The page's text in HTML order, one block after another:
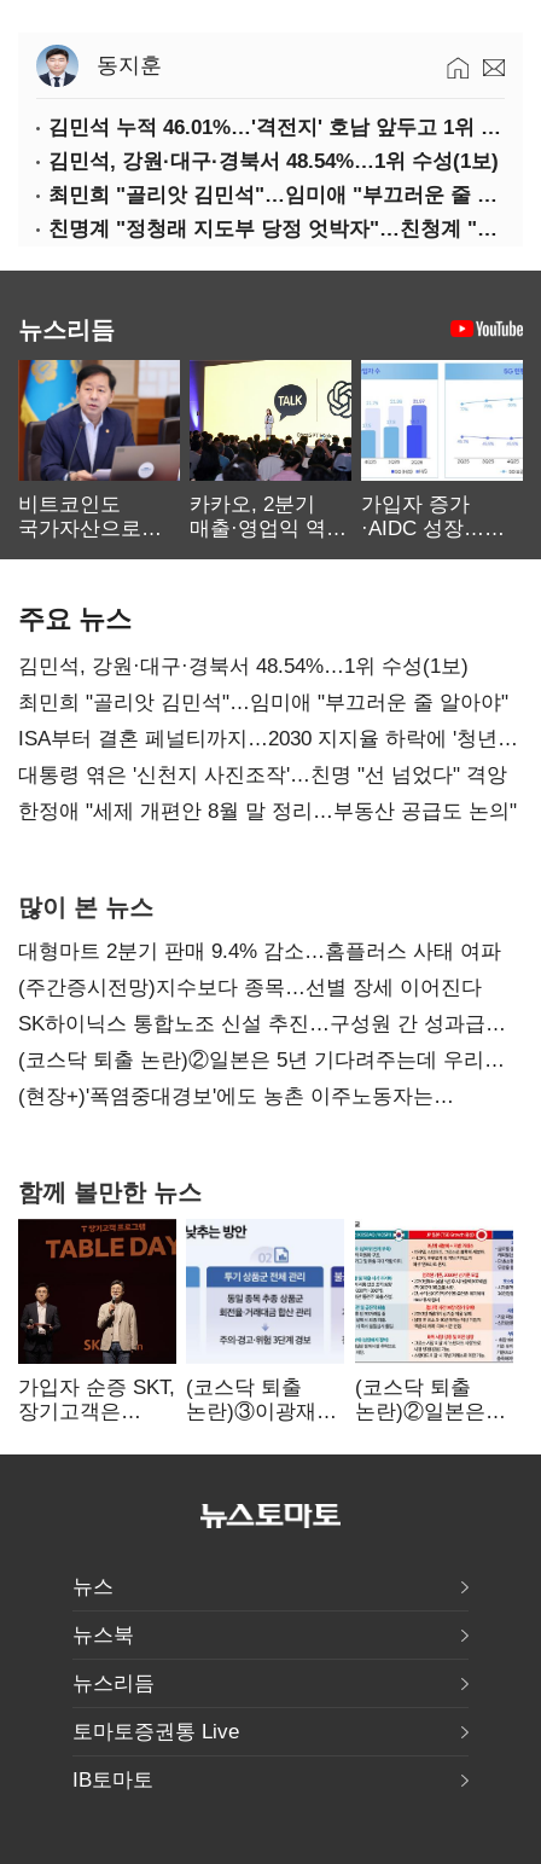
동지훈
김민석 누적 46.01%…'격전지' 호남 앞두고 1위 지켰다(2보)
김민석, 강원·대구·경북서 48.54%…1위 수성(1보)
최민희 "골리앗 김민석"…임미애 "부끄러운 줄 알아야"
친명계 "정청래 지도부 당정 엇박자"…친청계 "신천지 오물 폭탄"
뉴스리듬
비트코인도
국가자산으로…'
카카오, 2분기
매출·영업익 역대
가입자 증가
·AIDC 성장…
주요 뉴스
김민석, 강원·대구·경북서 48.54%…1위 수성(1보)
최민희 "골리앗 김민석"…임미애 "부끄러운 줄 알아야"
ISA부터 결혼 페널티까지…2030 지지율 하락에 '청년
챙기기'
대통령 엮은 '신천지 사진조작'…친명 "선 넘었다" 격앙
한정애 "세제 개편안 8월 말 정리…부동산 공급도 논의"
많이 본 뉴스
대형마트 2분기 판매 9.4% 감소…홈플러스 사태 여파
(주간증시전망)지수보다 종목…선별 장세 이어진다
SK하이닉스 통합노조 신설 추진…구성원 간 성과급
불만 확산
(코스닥 퇴출 논란)②일본은 5년 기다려주는데 우리는
당장 퇴출?…시간만으론 부족한 코스닥 구하기
(현장+)'폭염중대경보'에도 농촌 이주노동자는
함께 볼만한 뉴스
가입자 순증 SKT,
장기고객은
챙긴다
(코스닥 퇴출
논란)③이광재
자동차 없애지는
(코스닥 퇴출
논란)②일본은
기다려주는데
뉴스
뉴스북
뉴스리듬
토마토증권통 Live
IB토마토